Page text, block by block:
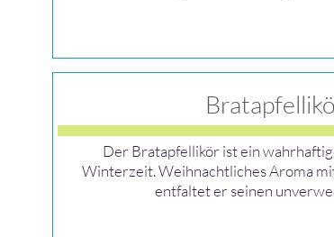
Der Bratapfellikör ist ein
Winterzeit. Weihnachtliches Aroma
entfaltet er seinen